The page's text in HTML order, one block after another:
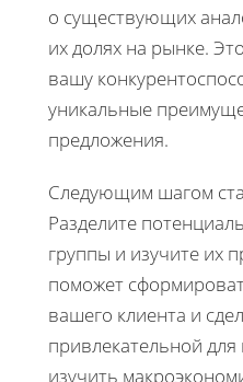
о существующих
их долях на рынке.
вашу
уникальные
предложения.
Следующим шагом
Разделите
группы и изучите их
поможет
вашего клиента и
привлекательной для
изучить